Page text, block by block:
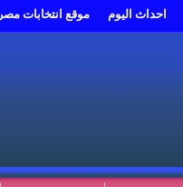
احداث اليوم موقع انتخابات مصر